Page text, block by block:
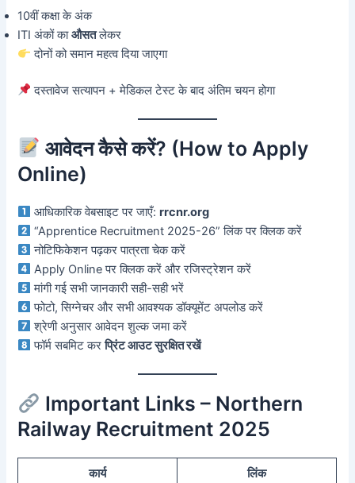
10वीं कक्षा के अंक
ITI अंकों काऔसतलेकर
दोनों को समान महत्व दिया जाएगा
दस्तावेज सत्यापन + मेडिकल टेस्ट के बाद अंतिम चयन होगा
आवेदन कैसे करें? (How to Apply
Online)
आधिकारिक वेबसाइट पर जाएँ:rrcnr.org
“Apprentice Recruitment 2025-26” लिंक पर क्लिक करें
नोटिफिकेशन पढ़कर पात्रता चेक करें
Apply Online पर क्लिक करें और रजिस्ट्रेशन करें
मांगी गई सभी जानकारी सही-सही भरें
फोटो, सिग्नेचर और सभी आवश्यक डॉक्यूमेंट अपलोड करें
श्रेणी अनुसार आवेदन शुल्क जमा करें
फॉर्म सबमिट करप्रिंट आउट सुरक्षित रखें
Important Links – Northern
Railway Recruitment 2025
कार्य लिंक